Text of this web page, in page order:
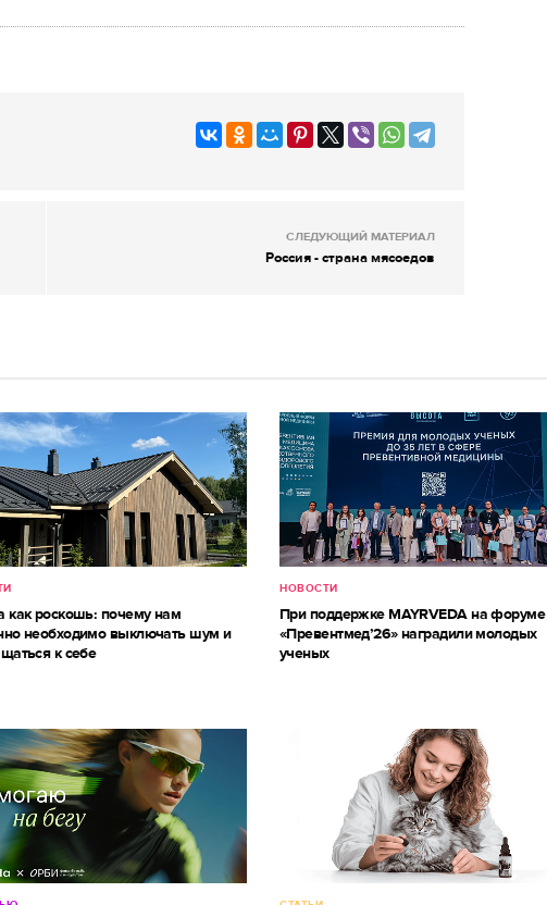
СЛЕДУЮЩИЙ МАТЕРИАЛ
Россия - страна мясоедов
как роскошь: почему нам
необходимо выключать шум и
к себе
НОВОСТИ
При поддержке MAYRVEDA на форуме
«Превентмед’26» наградили молодых
ученых